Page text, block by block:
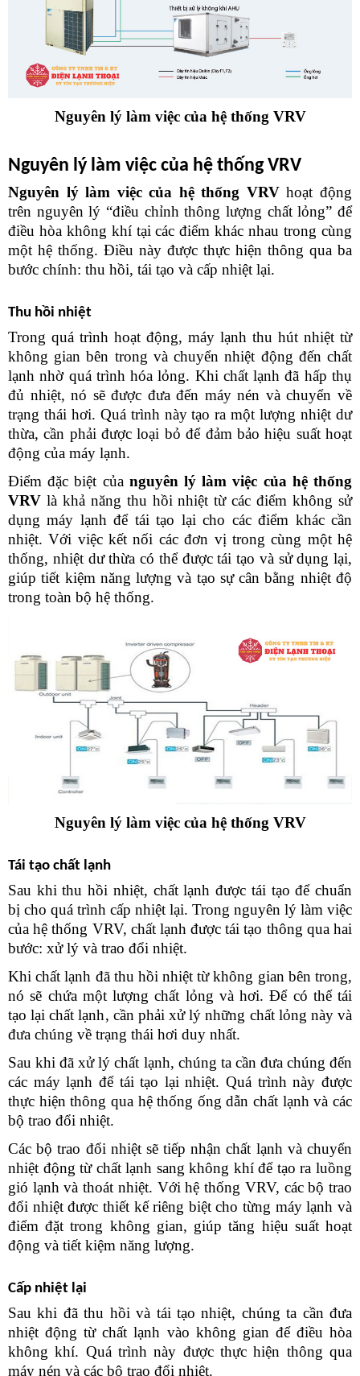
Nguyên lý làm việc của hệ thống VRV
Nguyên lý làm việc của hệ thống VRV
Nguyên lý làm việc của hệ thống VRV hoạt động
trên nguyên lý “điều chỉnh thông lượng chất lỏng” để
điều hòa không khí tại các điểm khác nhau trong cùng
một hệ thống. Điều này được thực hiện thông qua ba
bước chính: thu hồi, tái tạo và cấp nhiệt lại.
Thu hồi nhiệt
Trong quá trình hoạt động, máy lạnh thu hút nhiệt từ
không gian bên trong và chuyển nhiệt động đến chất
lạnh nhờ quá trình hóa lỏng. Khi chất lạnh đã hấp thụ
đủ nhiệt, nó sẽ được đưa đến máy nén và chuyển về
trạng thái hơi. Quá trình này tạo ra một lượng nhiệt dư
thừa, cần phải được loại bỏ để đảm bảo hiệu suất hoạt
động của máy lạnh.
Điểm đặc biệt của nguyên lý làm việc của hệ thống
VRV là khả năng thu hồi nhiệt từ các điểm không sử
dụng máy lạnh để tái tạo lại cho các điểm khác cần
nhiệt. Với việc kết nối các đơn vị trong cùng một hệ
thống, nhiệt dư thừa có thể được tái tạo và sử dụng lại,
giúp tiết kiệm năng lượng và tạo sự cân bằng nhiệt độ
trong toàn bộ hệ thống.
Nguyên lý làm việc của hệ thống VRV
Tái tạo chất lạnh
Sau khi thu hồi nhiệt, chất lạnh được tái tạo để chuẩn
bị cho quá trình cấp nhiệt lại. Trong nguyên lý làm việc
của hệ thống VRV, chất lạnh được tái tạo thông qua hai
bước: xử lý và trao đổi nhiệt.
Khi chất lạnh đã thu hồi nhiệt từ không gian bên trong,
nó sẽ chứa một lượng chất lỏng và hơi. Để có thể tái
tạo lại chất lạnh, cần phải xử lý những chất lỏng này và
đưa chúng về trạng thái hơi duy nhất.
Sau khi đã xử lý chất lạnh, chúng ta cần đưa chúng đến
các máy lạnh để tái tạo lại nhiệt. Quá trình này được
thực hiện thông qua hệ thống ống dẫn chất lạnh và các
bộ trao đổi nhiệt.
Các bộ trao đổi nhiệt sẽ tiếp nhận chất lạnh và chuyển
nhiệt động từ chất lạnh sang không khí để tạo ra luồng
gió lạnh và thoát nhiệt. Với hệ thống VRV, các bộ trao
đổi nhiệt được thiết kế riêng biệt cho từng máy lạnh và
điểm đặt trong không gian, giúp tăng hiệu suất hoạt
động và tiết kiệm năng lượng.
Cấp nhiệt lại
Sau khi đã thu hồi và tái tạo nhiệt, chúng ta cần đưa
nhiệt động từ chất lạnh vào không gian để điều hòa
không khí. Quá trình này được thực hiện thông qua
máy nén và các bộ trao đổi nhiệt.